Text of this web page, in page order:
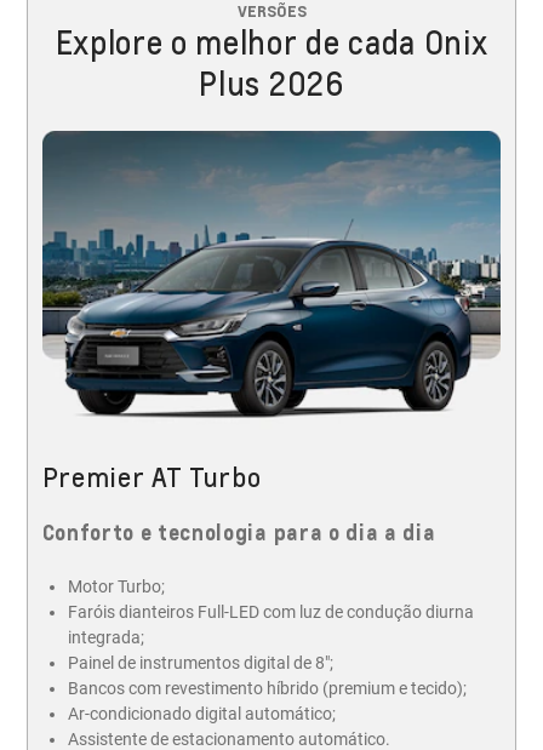
VERSÕES
Explore o melhor de cada Onix
Plus 2026
Premier AT Turbo
Conforto e tecnologia para o dia a dia
Motor Turbo;
Faróis dianteiros Full-LED com luz de condução diurna
integrada;
Painel de instrumentos digital de 8";
Bancos com revestimento híbrido (premium e tecido);
Ar-condicionado digital automático;
Assistente de estacionamento automático.